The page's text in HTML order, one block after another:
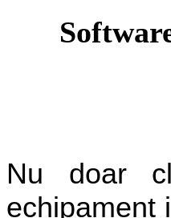
Nu doar
echipament